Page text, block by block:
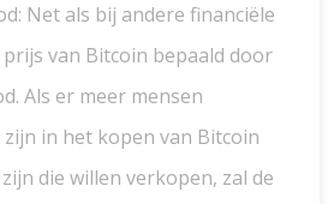
Net als bij andere financiële
van Bitcoin bepaald door
Als er meer mensen
in het kopen van Bitcoin
die willen verkopen, zal de